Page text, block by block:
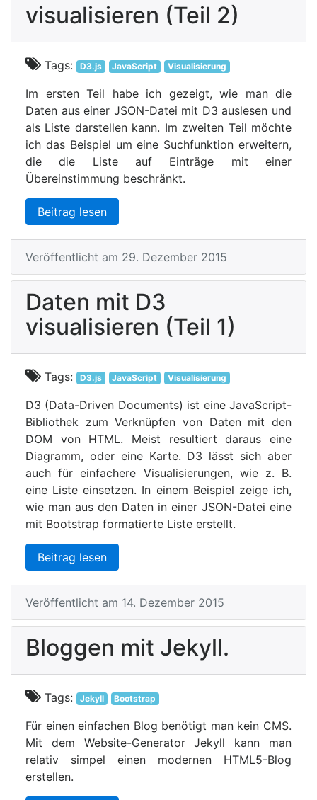
visualisieren (Teil 2)
Tags: D3.js JavaScript Visualisierung
Im ersten Teil habe ich gezeigt, wie man die
Daten aus einer JSON-Datei mit D3 auslesen und
als Liste darstellen kann. Im zweiten Teil möchte
ich das Beispiel um eine Suchfunktion erweitern,
die die Liste auf Einträge mit einer
Übereinstimmung beschränkt.
Beitrag lesen
Veröffentlicht am 29. Dezember 2015
Daten mit D3
visualisieren (Teil 1)
Tags: D3.js JavaScript Visualisierung
D3 (Data-Driven Documents) ist eine JavaScript-
Bibliothek zum Verknüpfen von Daten mit den
DOM von HTML. Meist resultiert daraus eine
Diagramm, oder eine Karte. D3 lässt sich aber
auch für einfachere Visualisierungen, wie z. B.
eine Liste einsetzen. In einem Beispiel zeige ich,
wie man aus den Daten in einer JSON-Datei eine
mit Bootstrap formatierte Liste erstellt.
Beitrag lesen
Veröffentlicht am 14. Dezember 2015
Bloggen mit Jekyll.
Tags: Jekyll Bootstrap
Für einen einfachen Blog benötigt man kein CMS.
Mit dem Website-Generator Jekyll kann man
relativ simpel einen modernen HTML5-Blog
erstellen.